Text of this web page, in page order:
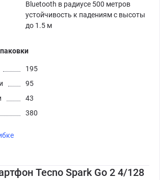
Bluetooth в радиусе 500 метров
устойчивость к падениям с высоты
до 1.5 м
195
95
43
380
Tecno Spark Go 2 4/128